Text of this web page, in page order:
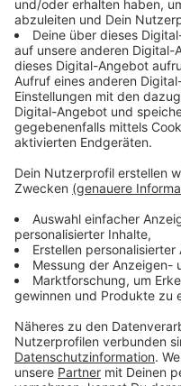
gelassen
Anzeige
Der ehemalige Lehrer
Erfahrung: "Schüler
allein gelassen. Sie
der Schule
das oft nicht, oder es
Trainer im
bringt Kindern bei, wie
können.
Finnland als